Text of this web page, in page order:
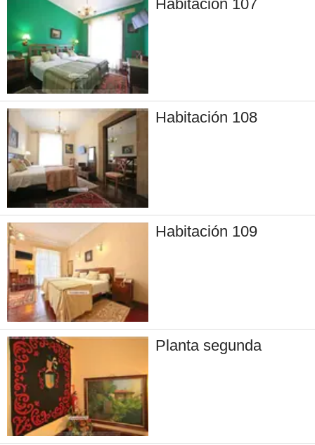
Habitación 107
Habitación 108
Habitación 109
Planta segunda